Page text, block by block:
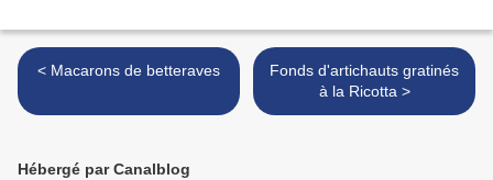
< Macarons de betteraves
Fonds d'artichauts gratinés
à la Ricotta >
Hébergé par Canalblog